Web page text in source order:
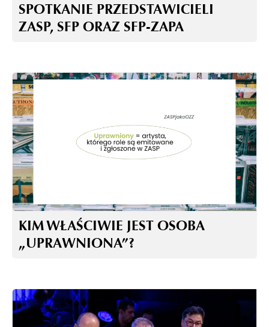
SPOTKANIE PRZEDSTAWICIELI
ZASP, SFP ORAZ SFP-ZAPA
KIM WŁAŚCIWIE JEST OSOBA
„UPRAWNIONA”?